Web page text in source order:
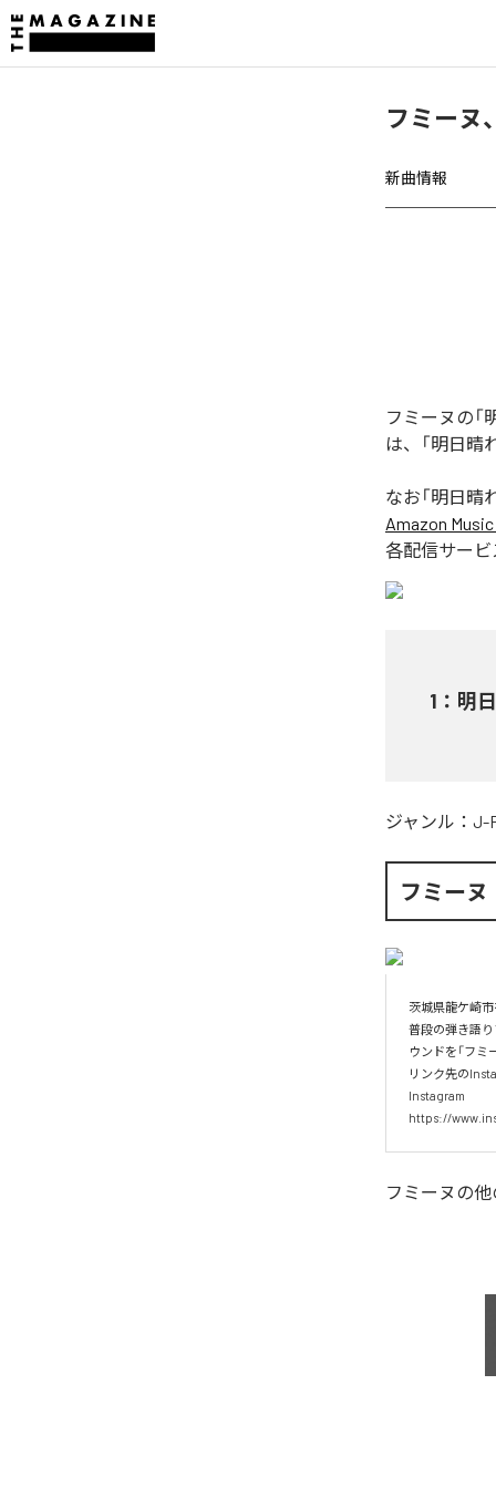
フミーヌ
新曲情報
フミーヌの
は、「明日晴
なお「明日晴
Amazon
各配信サービ
1 ： 明
ジャンル： J-
フミーヌ
茨城県龍ケ崎市
普段の弾き語
ウンドを「フミ
リンク先の
​Instagram
https://
フミーヌ の